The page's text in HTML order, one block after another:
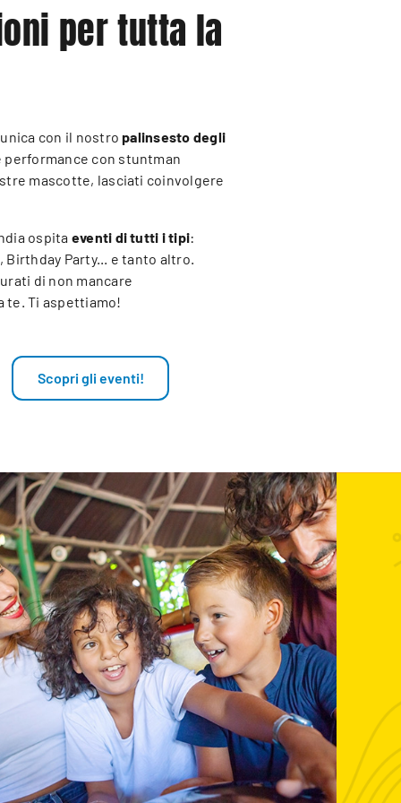
per tutta la
con il nostro palinsesto degli
performance con stuntman
mascotte, lasciati coinvolgere
ospita eventi di tutti i tipi:
Party... e tanto altro.
di non mancare
te. Ti aspettiamo!
Scopri gli eventi!